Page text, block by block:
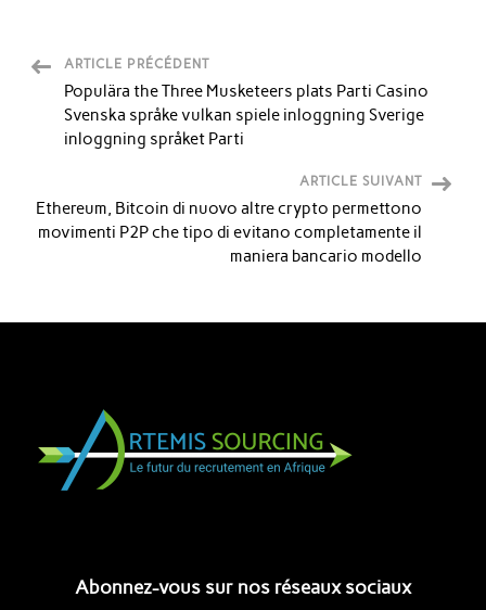
ARTICLE PRÉCÉDENT
Populära the Three Musketeers plats Parti Casino
Svenska språke vulkan spiele inloggning Sverige
inloggning språket Parti
ARTICLE SUIVANT
Ethereum, Bitcoin di nuovo altre crypto permettono
movimenti P2P che tipo di evitano completamente il
maniera bancario modello
Abonnez-vous sur nos réseaux sociaux